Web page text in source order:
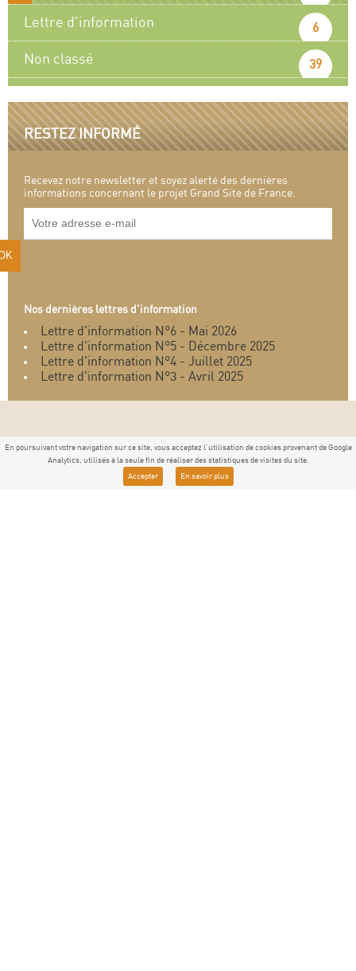
En poursuivant votre navigation sur ce site, vous acceptez l'utilisation de cookies provenant de Google
Analytics, utilisés à la seule fin de réaliser des statistiques de visites du site.
Accepter
En savoir plus
Lettre d'information 6
Non classé 39
RESTEZ INFORMÉ
Recevez notre newsletter et soyez alerté des dernières
informations concernant le projet Grand Site de France.
Nos dernières lettres d'information
Lettre d'information N°6 - Mai 2026
Lettre d'information N°5 - Décembre 2025
Lettre d'information N°4 - Juillet 2025
Lettre d'information N°3 - Avril 2025